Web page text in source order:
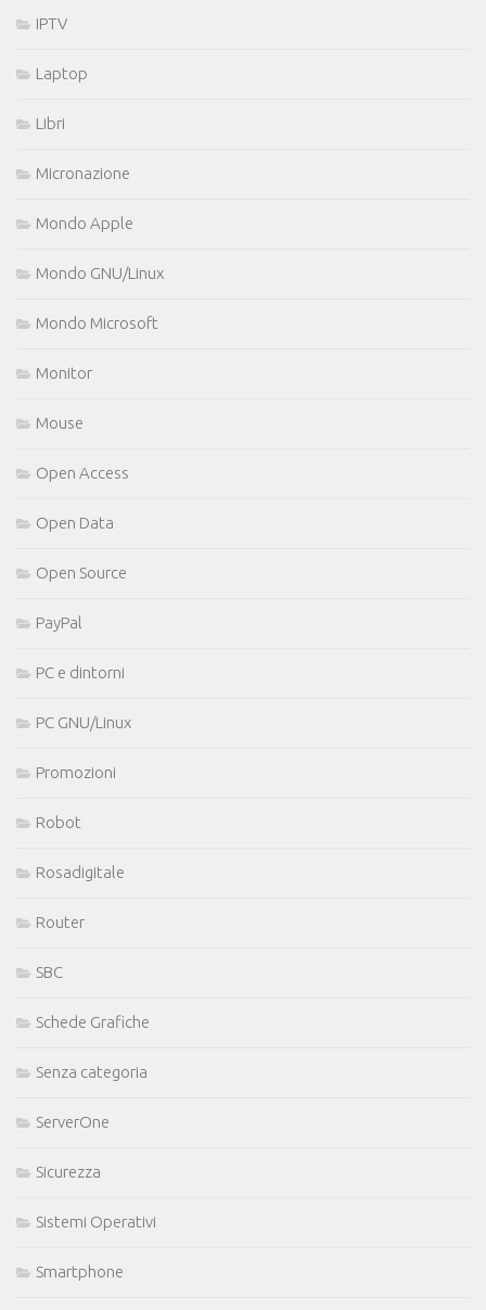
IPTV
Laptop
Libri
Micronazione
Mondo Apple
Mondo GNU/Linux
Mondo Microsoft
Monitor
Mouse
Open Access
Open Data
Open Source
PayPal
PC e dintorni
PC GNU/Linux
Promozioni
Robot
Rosadigitale
Router
SBC
Schede Grafiche
Senza categoria
ServerOne
Sicurezza
Sistemi Operativi
Smartphone